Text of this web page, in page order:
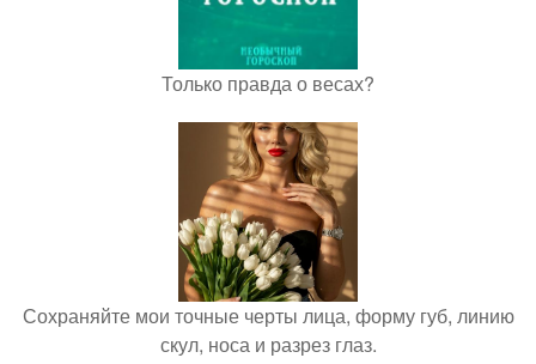
Только правда о весах?
Сохраняйте мои точные черты лица, форму губ, линию
скул, носа и разрез глаз.